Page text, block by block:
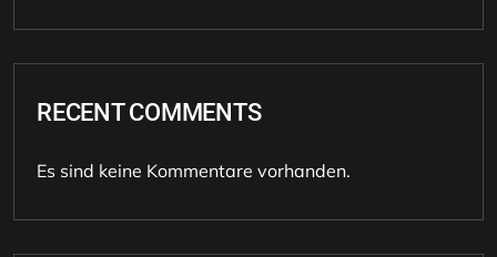
RECENT COMMENTS
Es sind keine Kommentare vorhanden.